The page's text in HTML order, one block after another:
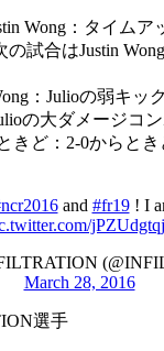
Wong：タイム
試合はJustin
：Julioの弱キッ
の大ダメージコ
きど：2-0からと
and #fr19! I
March 28, 2016
選手